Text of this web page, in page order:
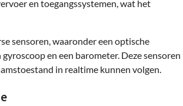
en toegangssystemen, wat het
sensoren, waaronder een optische
en een barometer. Deze sensoren
in realtime kunnen volgen.